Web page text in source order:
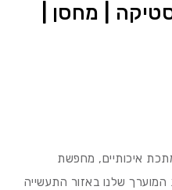
| מחסן |
איכותיים, מחפשת
שלנו באזור התעשייה